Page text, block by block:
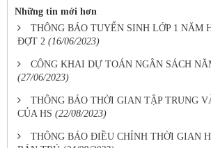
Những tin mới hơn
THÔNG BÁO TUYỂN SINH LỚP 1 NĂM
ĐỢT 2 (16/06/2023)
CÔNG KHAI DỰ TOÁN NGÂN SÁCH
(27/06/2023)
THÔNG BÁO THỜI GIAN TẬP TRUNG
CỦA HS (22/08/2023)
THÔNG BÁO ĐIỀU CHỈNH THỜI GIAN